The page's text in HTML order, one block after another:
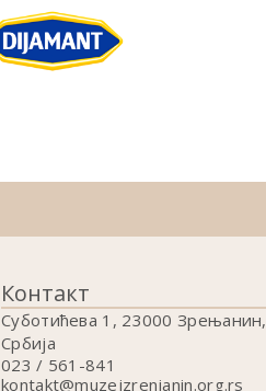
Контакт
Суботићева 1, 23000 Зрењанин,
Србија
023 / 561-841
kontakt@muzejzrenjanin.org.rs